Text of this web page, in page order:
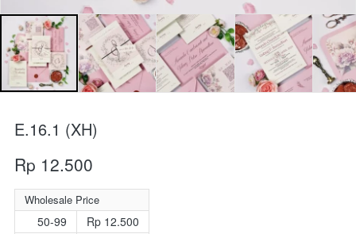
E.16.1 (XH)
Rp 12.500
Wholesale Price
50-99
Rp 12.500